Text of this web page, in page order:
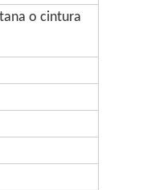
o cintura